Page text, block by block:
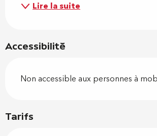
Lire la suite
Accessibilité
Non accessible aux personnes à
Tarifs